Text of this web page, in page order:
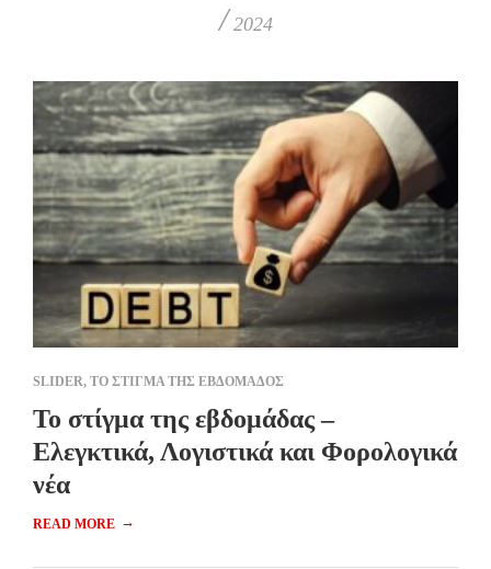
/ 2024
SLIDER, ΤΟ ΣΤΙΓΜΑ ΤΗΣ ΕΒΔΟΜΑΔΟΣ
Το στίγμα της εβδομάδας –
Ελεγκτικά, Λογιστικά και Φορολογικά
νέα
READ MORE →